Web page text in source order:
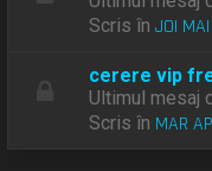
Scris înJOI
cerere vip
Ultimul mesaj
Scris în MAR